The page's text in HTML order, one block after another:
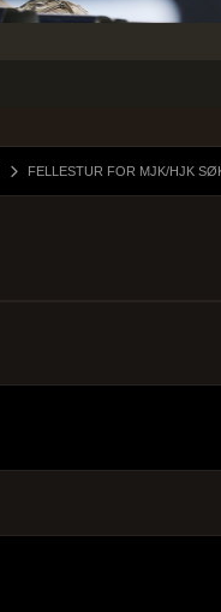
FELLESTUR FOR MJK/HJK